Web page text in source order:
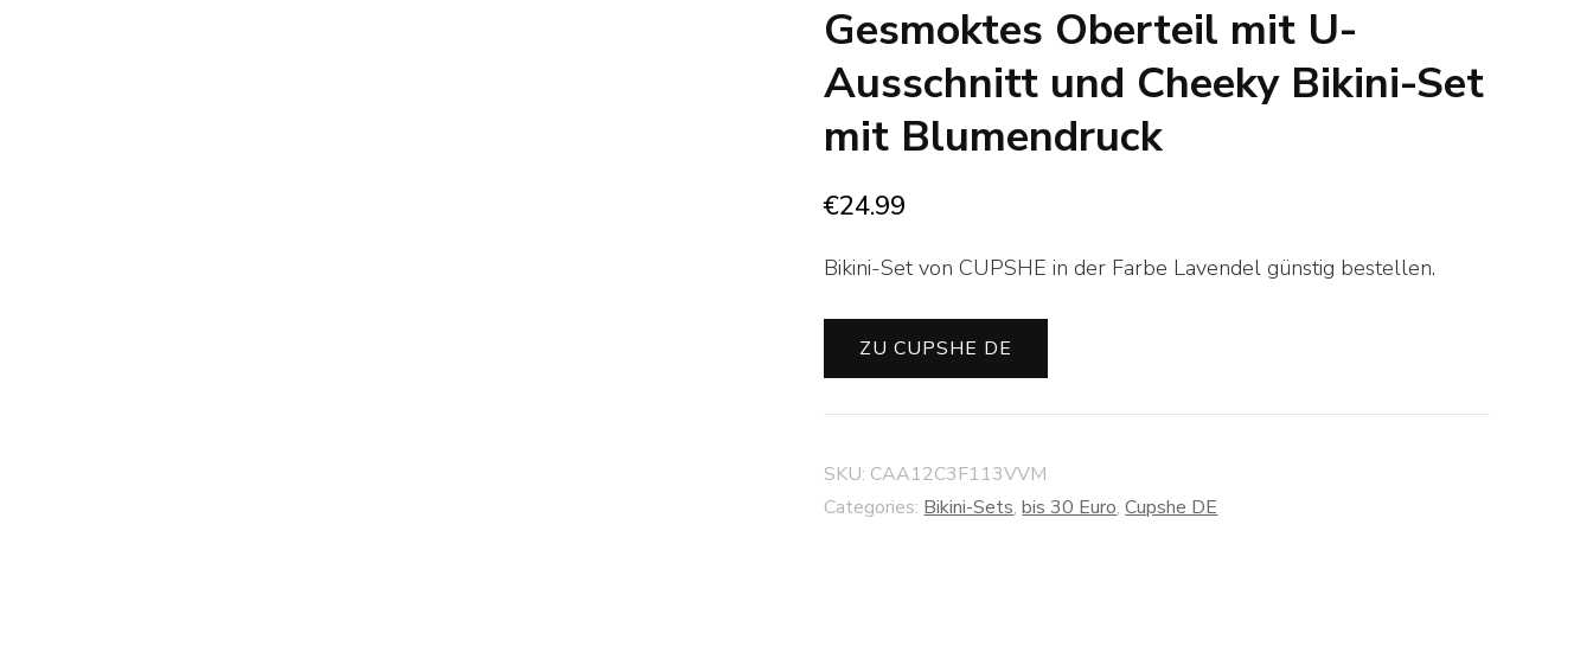
Gesmoktes Oberteil mit U-
Ausschnitt und Cheeky Bikini-Set
mit Blumendruck
€24.99
Bikini-Set von CUPSHE in der Farbe Lavendel günstig bestellen.
ZU CUPSHE DE
SKU: CAA12C3F113VVM
Categories: Bikini-Sets,bis 30 Euro,Cupshe DE